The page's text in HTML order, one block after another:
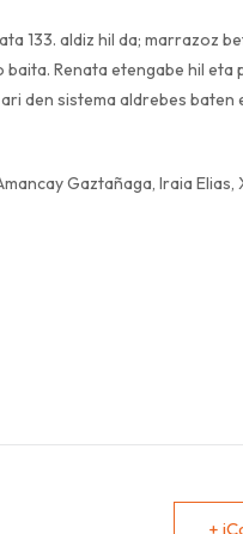
133. aldiz hil da; marrazoz
Renata etengabe hil eta
den sistema aldrebes
Gaztañaga, Iraia
+